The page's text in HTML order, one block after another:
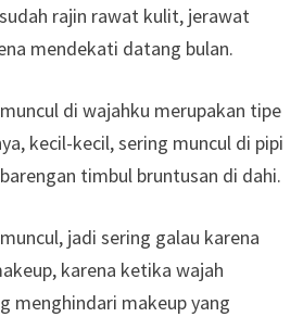
rajin rawat kulit, jerawat
mendekati datang bulan.
di wajahku merupakan tipe
kecil-kecil, sering muncul di pipi
timbul bruntusan di dahi.
jadi sering galau karena
karena ketika wajah
menghindari makeup yang